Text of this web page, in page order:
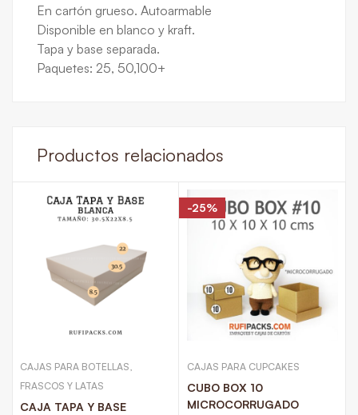
En cartón grueso. Autoarmable
Disponible en blanco y kraft.
Tapa y base separada.
Paquetes: 25, 50,100+
Paquete
Paquete de 25,Paquete de 50
Paquete de 100
Colores
Blanco,Color Natural o Kraft
De La Calificación Y Revisión De
Base en 0 Comentarios
Escribe una reseña
Productos relacionados
CAJAS PARA BOTELLAS,
FRASCOS Y LATAS
CAJA TAPA Y BASE
-25%
CAJAS PARA CUPCAKES
CUBO BOX 10
MICROCORRUGADO